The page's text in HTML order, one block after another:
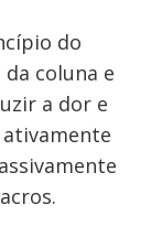
do
coluna e
a dor e